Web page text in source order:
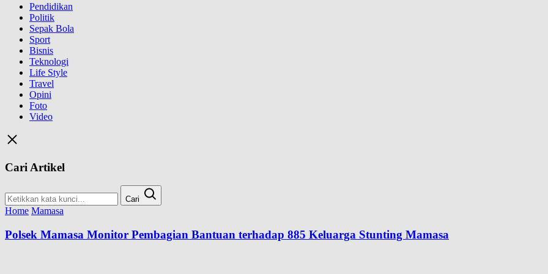
Pendidikan
Politik
Sepak Bola
Sport
Bisnis
Teknologi
Life Style
Travel
Opini
Foto
Video
Cari Artikel
Cari
Home Mamasa
Polsek Mamasa Monitor Pembagian Bantuan terhadap 885 Keluarga Stunting Mamasa